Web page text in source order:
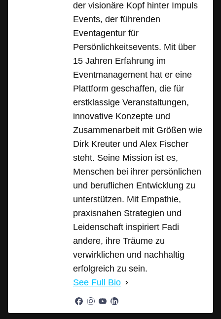
der visionäre Kopf hinter Impuls
Events, der führenden
Eventagentur für
Persönlichkeitsevents. Mit über
15 Jahren Erfahrung im
Eventmanagement hat er eine
Plattform geschaffen, die für
erstklassige Veranstaltungen,
innovative Konzepte und
Zusammenarbeit mit Größen wie
Dirk Kreuter und Alex Fischer
steht. Seine Mission ist es,
Menschen bei ihrer persönlichen
und beruflichen Entwicklung zu
unterstützen. Mit Empathie,
praxisnahen Strategien und
Leidenschaft inspiriert Fadi
andere, ihre Träume zu
verwirklichen und nachhaltig
erfolgreich zu sein.
See Full Bio